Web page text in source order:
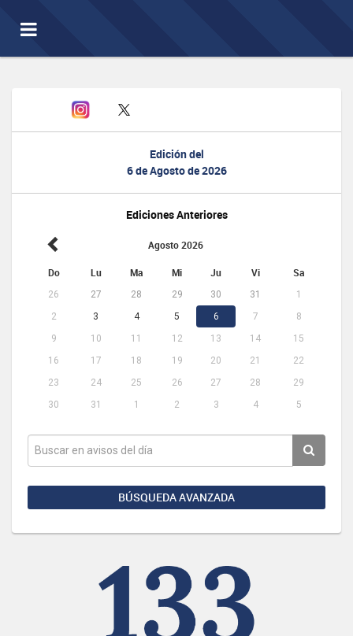
Toggle
navigation
Edición del
6 de Agosto de 2026
Ediciones Anteriores
Agosto 2026
Do Lu Ma Mi Ju Vi Sa
26 27 28 29 30 31
1
2
3 4 5 6 7
8
9
10 11 12 13 14
15
16
17 18 19 20 21
22
23
24 25 26 27 28
29
30
31 1 2 3 4 5
BÚSQUEDA AVANZADA